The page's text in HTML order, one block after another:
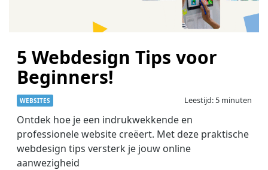
5 Webdesign Tips voor
Beginners!
WEBSITES Leestijd: 5 minuten
Ontdek hoe je een indrukwekkende en
professionele website creëert. Met deze praktische
webdesign tips versterk je jouw online
aanwezigheid